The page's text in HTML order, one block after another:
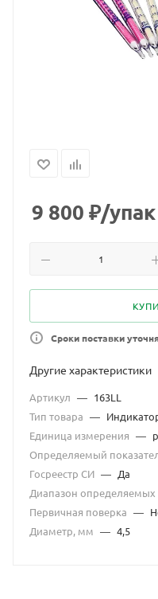
9 800 ₽/упак
Сроки поставки
Другие характеристики
Артикул — 163LL
Тип товара —
Единица измерения —
Определяемый
Госреестр СИ — Да
Диапазон определяемых
Первичная поверка —
Диаметр, мм — 4,5